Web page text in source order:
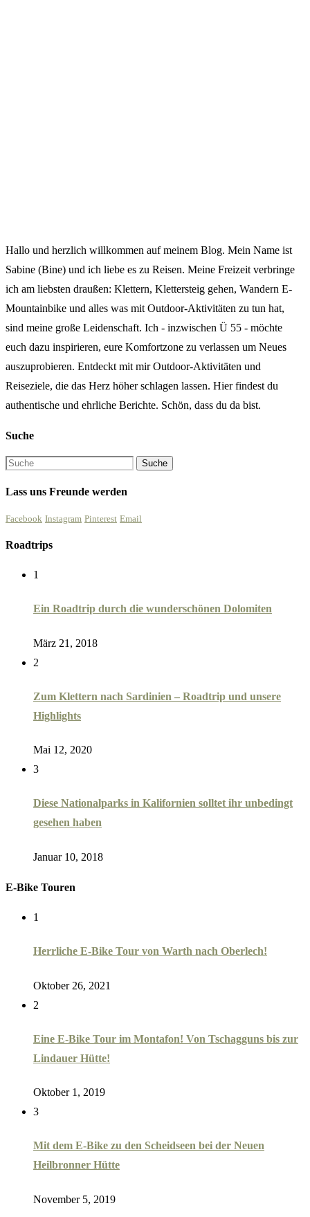
Hallo und herzlich willkommen auf meinem Blog. Mein Name ist
Sabine (Bine) und ich liebe es zu Reisen. Meine Freizeit verbringe
ich am liebsten draußen: Klettern, Klettersteig gehen, Wandern E-
Mountainbike und alles was mit Outdoor-Aktivitäten zu tun hat,
sind meine große Leidenschaft. Ich - inzwischen Ü 55 - möchte
euch dazu inspirieren, eure Komfortzone zu verlassen um Neues
auszuprobieren. Entdeckt mit mir Outdoor-Aktivitäten und
Reiseziele, die das Herz höher schlagen lassen. Hier findest du
authentische und ehrliche Berichte. Schön, dass du da bist.
Suche
Lass uns Freunde werden
Facebook Instagram Pinterest Email
Roadtrips
1
Ein Roadtrip durch die wunderschönen Dolomiten
März 21, 2018
2
Zum Klettern nach Sardinien – Roadtrip und unsere
Highlights
Mai 12, 2020
3
Diese Nationalparks in Kalifornien solltet ihr unbedingt
gesehen haben
Januar 10, 2018
E-Bike Touren
1
Herrliche E-Bike Tour von Warth nach Oberlech!
Oktober 26, 2021
2
Eine E-Bike Tour im Montafon! Von Tschagguns bis zur
Lindauer Hütte!
Oktober 1, 2019
3
Mit dem E-Bike zu den Scheidseen bei der Neuen
Heilbronner Hütte
November 5, 2019